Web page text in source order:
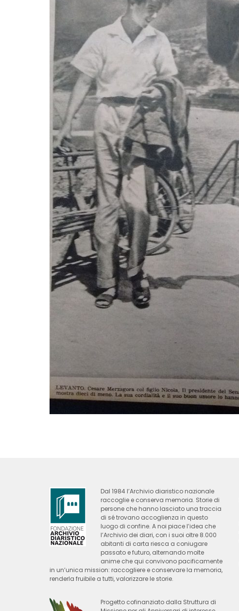
Dal 1984 l’Archivio diaristico nazionale
raccoglie e conserva memoria. Storie di
persone che hanno lasciato una traccia
di sé trovano accoglienza in questo
luogo di confine. A noi piace l’idea che
l’Archivio dei diari, con i suoi oltre 8.000
abitanti di carta riesca a coniugare
passato e futuro, alternando molte
anime che qui convivono pacificamente
in un’unica mission: raccogliere e conservare la memoria,
renderla fruibile a tutti, valorizzare le storie.
Progetto cofinanziato dalla Struttura di